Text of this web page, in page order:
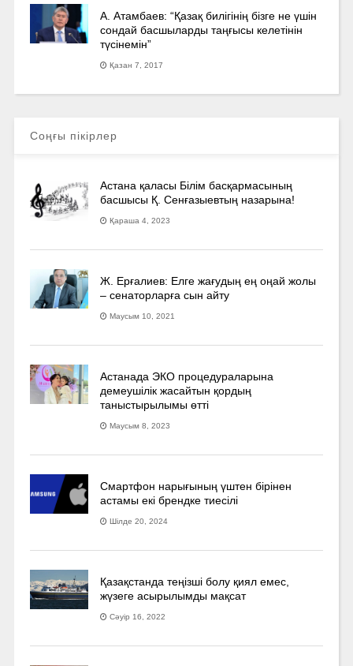
А. Атамбаев: “Қазақ билігінің бізге не үшін
сондай басшыларды таңғысы келетінін
түсінемін”
Қазан 7, 2017
Соңғы пікірлер
Астана қаласы Білім басқармасының
басшысы Қ. Сенғазыевтың назарына!
Қараша 4, 2023
Ж. Ерғалиев: Елге жағудың ең оңай жолы
– сенаторларға сын айту
Маусым 10, 2021
Астанада ЭКО процедураларына
демеушілік жасайтын қордың
таныстырылымы өтті
Маусым 8, 2023
Смартфон нарығының үштен бірінен
астамы екі брендке тиесілі
Шілде 20, 2024
Қазақстанда теңізші болу қиял емес,
жүзеге асырылымды мақсат
Сәуір 16, 2022